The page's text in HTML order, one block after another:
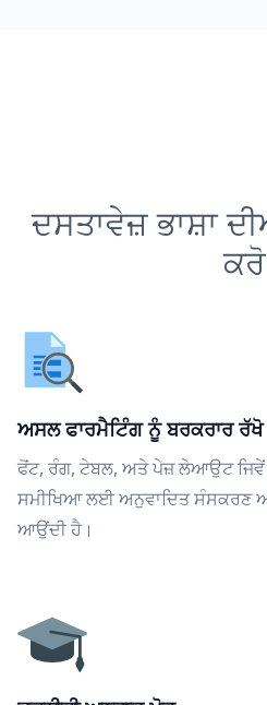
ਦਸਤਾਵੇਜ਼ ਭਾਸ਼ਾ
ਕਰੋ
ਅਸਲ ਫਾਰਮੈਟਿੰਗ ਨੂੰ ਬਰਕਰਾਰ ਰੱਖੋ
ਫੋਂਟ, ਰੰਗ, ਟੇਬਲ, ਅਤੇ ਪੇਜ਼ ਲੇਆਉਟ ਜਿਵੇਂ
ਸਮੀਖਿਆ ਲਈ ਅਨੁਵਾਦਿਤ ਸੰਸਕਰਣ
ਆਉਂਦੀ ਹੈ।